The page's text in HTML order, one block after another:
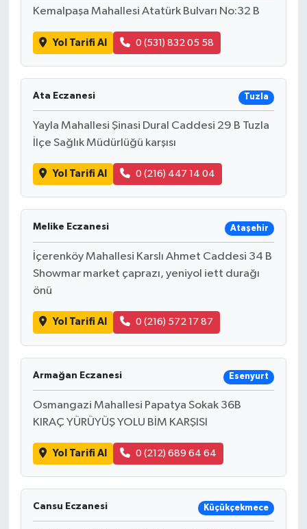
Kemalpaşa Mahallesi Atatürk Bulvarı No:32 B
Yol Tarifi Al 0 (531) 832 05 58
Ata Eczanesi Tuzla
Yayla Mahallesi Şinasi Dural Caddesi 29 B Tuzla
İlçe Sağlık Müdürlüğü karşısı
Yol Tarifi Al 0 (216) 447 14 04
Melike Eczanesi Ataşehir
İçerenköy Mahallesi Karslı Ahmet Caddesi 34 B
Showmar market çaprazı, yeniyol iett durağı
önü
Yol Tarifi Al 0 (216) 572 17 87
Armağan Eczanesi Esenyurt
Osmangazi Mahallesi Papatya Sokak 36B
KIRAÇ YÜRÜYÜŞ YOLU BİM KARŞISI
Yol Tarifi Al 0 (212) 689 64 64
Cansu Eczanesi Küçükçekmece